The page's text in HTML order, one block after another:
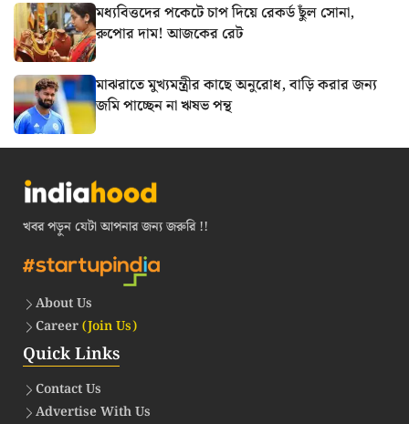
মধ্যবিত্তদের পকেটে চাপ দিয়ে রেকর্ড ছুঁল সোনা,
রুপোর দাম! আজকের রেট
মাঝরাতে মুখ্যমন্ত্রীর কাছে অনুরোধ, বাড়ি করার জন্য
জমি পাচ্ছেন না ঋষভ পন্থ
খবর পড়ুন যেটা আপনার জন্য জরুরি !!
About Us
Career(Join Us)
Quick Links
Contact Us
Advertise With Us